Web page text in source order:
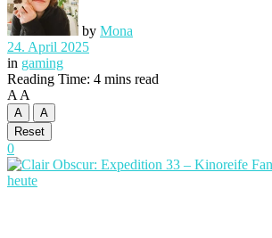
by Mona
24. April 2025
in gaming
Reading Time: 4 mins read
A A
A
A
Reset
0